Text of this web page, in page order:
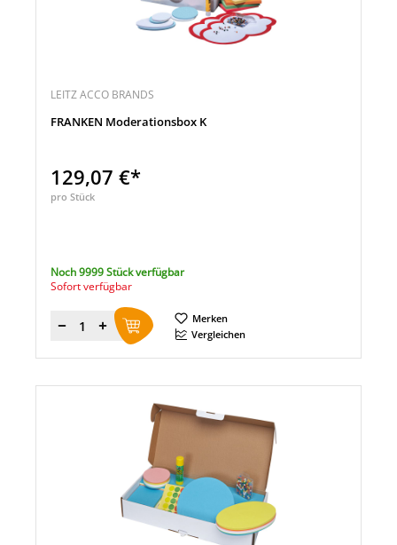
LEITZ ACCO BRANDS
FRANKEN Moderationsbox K
129,07 €*
pro Stück
Noch 9999 Stück verfügbar
Sofort verfügbar
Menge
Merken
Vergleichen